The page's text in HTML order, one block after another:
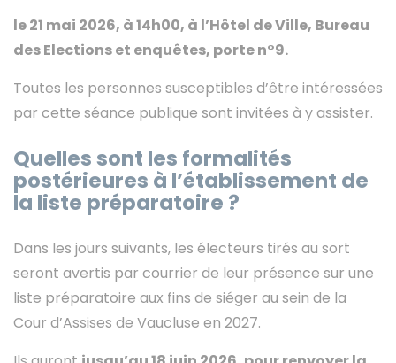
le 21 mai 2026, à 14h00, à l’Hôtel de Ville, Bureau
des Elections et enquêtes, porte n°9.
Toutes les personnes susceptibles d’être intéressées
par cette séance publique sont invitées à y assister.
Quelles sont les formalités
postérieures à l’établissement de
la liste préparatoire ?
Dans les jours suivants, les électeurs tirés au sort
seront avertis par courrier de leur présence sur une
liste préparatoire aux fins de siéger au sein de la
Cour d’Assises de Vaucluse en 2027.